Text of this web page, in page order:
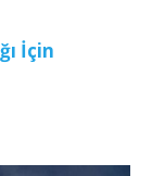
İçin